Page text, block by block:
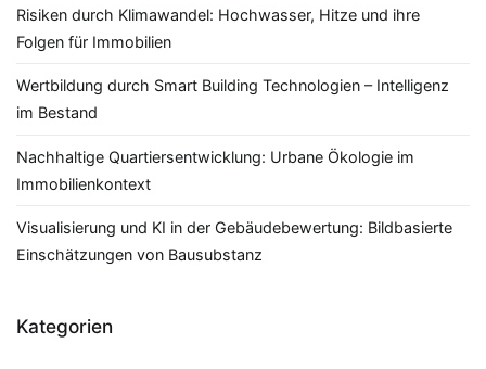
Risiken durch Klimawandel: Hochwasser, Hitze und ihre
Folgen für Immobilien
Wertbildung durch Smart Building Technologien – Intelligenz
im Bestand
Nachhaltige Quartiersentwicklung: Urbane Ökologie im
Immobilienkontext
Visualisierung und KI in der Gebäudebewertung: Bildbasierte
Einschätzungen von Bausubstanz
Kategorien